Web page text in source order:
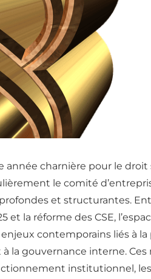
année charnière pour le droit
le comité
et structurantes.
et la réforme des CSE,
contemporains liés à
à la gouvernance interne.
institutionnel,